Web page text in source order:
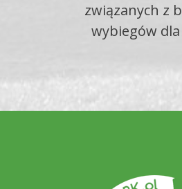
związanych z
wybiegów